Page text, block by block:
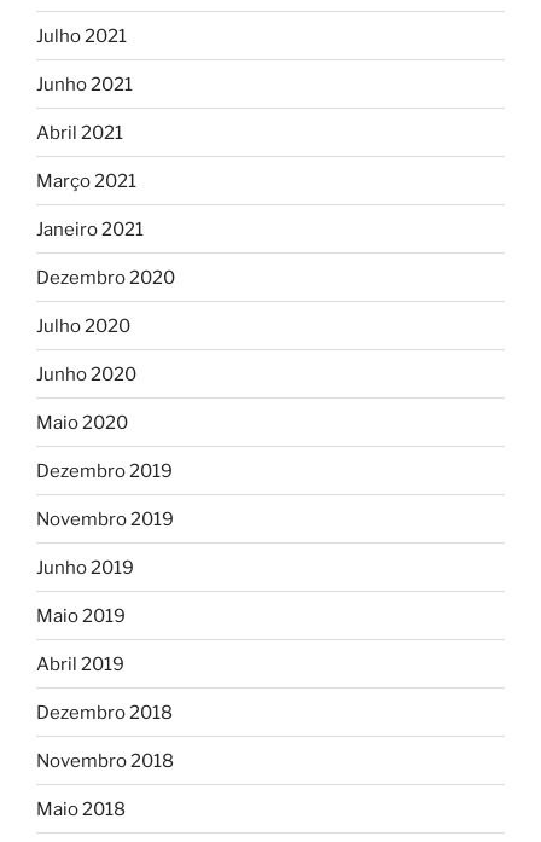
Julho 2021
Junho 2021
Abril 2021
Março 2021
Janeiro 2021
Dezembro 2020
Julho 2020
Junho 2020
Maio 2020
Dezembro 2019
Novembro 2019
Junho 2019
Maio 2019
Abril 2019
Dezembro 2018
Novembro 2018
Maio 2018